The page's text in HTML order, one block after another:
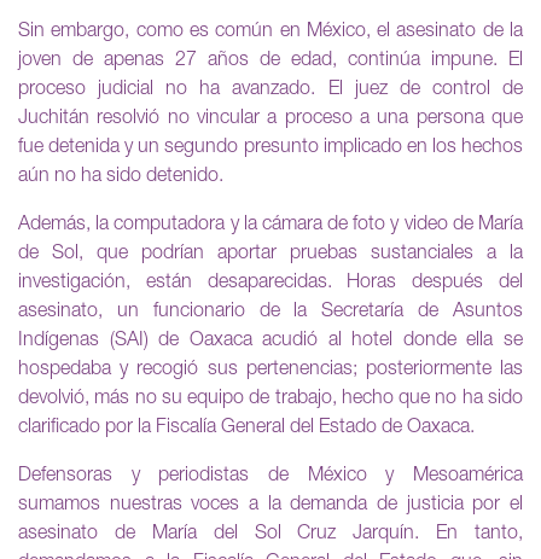
Sin embargo, como es común en México, el asesinato de la
joven de apenas 27 años de edad, continúa impune. El
proceso judicial no ha avanzado. El juez de control de
Juchitán resolvió no vincular a proceso a una persona que
fue detenida y un segundo presunto implicado en los hechos
aún no ha sido detenido.
Además, la computadora y la cámara de foto y video de María
de Sol, que podrían aportar pruebas sustanciales a la
investigación, están desaparecidas. Horas después del
asesinato, un funcionario de la Secretaría de Asuntos
Indígenas (SAI) de Oaxaca acudió al hotel donde ella se
hospedaba y recogió sus pertenencias; posteriormente las
devolvió, más no su equipo de trabajo, hecho que no ha sido
clarificado por la Fiscalía General del Estado de Oaxaca.
Defensoras y periodistas de México y Mesoamérica
sumamos nuestras voces a la demanda de justicia por el
asesinato de María del Sol Cruz Jarquín. En tanto,